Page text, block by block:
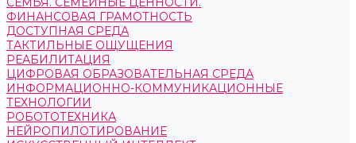
ФИНАНСОВАЯ ГРАМОТНОСТЬ
ДОСТУПНАЯ СРЕДА
ТАКТИЛЬНЫЕ ОЩУЩЕНИЯ
РЕАБИЛИТАЦИЯ
ЦИФРОВАЯ ОБРАЗОВАТЕЛЬНАЯ СРЕДА
ИНФОРМАЦИОННО-КОММУНИКАЦИОННЫЕ
ТЕХНОЛОГИИ
РОБОТОТЕХНИКА
НЕЙРОПИЛОТИРОВАНИЕ